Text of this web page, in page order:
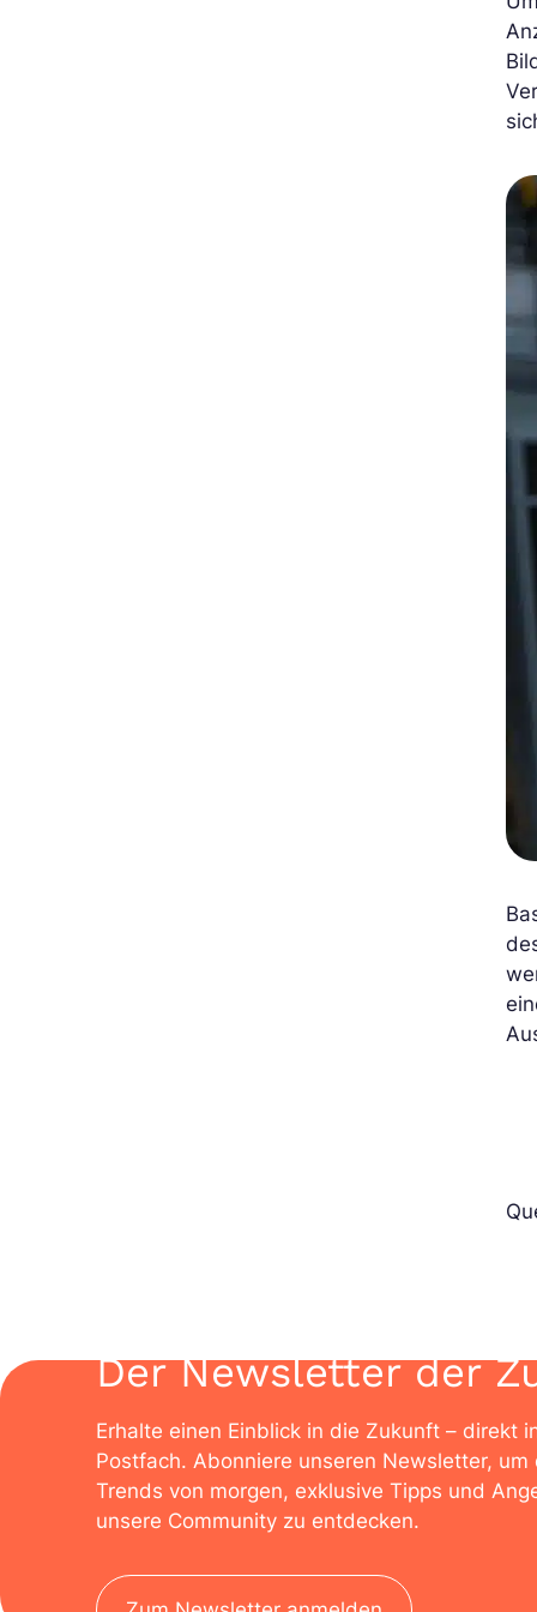
Der Newsletter der
Erhalte einen Einblick in die Zukunft – direkt
Postfach. Abonniere unseren Newsletter, um
Trends von morgen, exklusive Tipps und
unsere Community zu entdecken.